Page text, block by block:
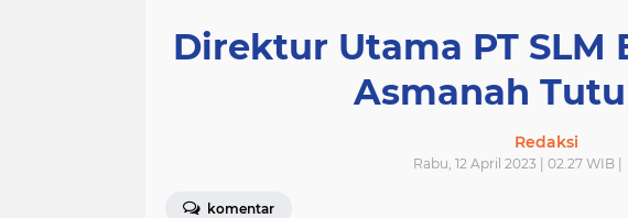
Direktur Utama PT SLM
Asmanah
Redaksi
Rabu, 12 April 2023 | 02.27 WIB |
komentar